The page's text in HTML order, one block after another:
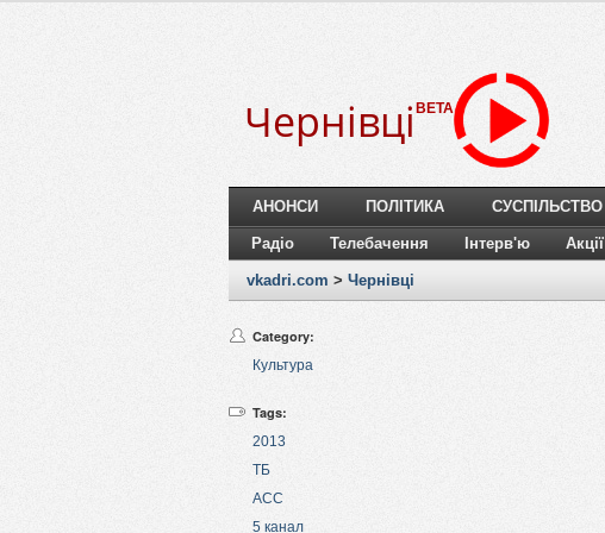
Чернівці BETA
АНОНСИ ПОЛІТИКА СУСПІЛЬСТВО
Радіо Телебачення Інтерв'ю Акції
vkadri.com > Чернівці
Category:
Культура
Tags:
2013
ТБ
АСС
5 канал